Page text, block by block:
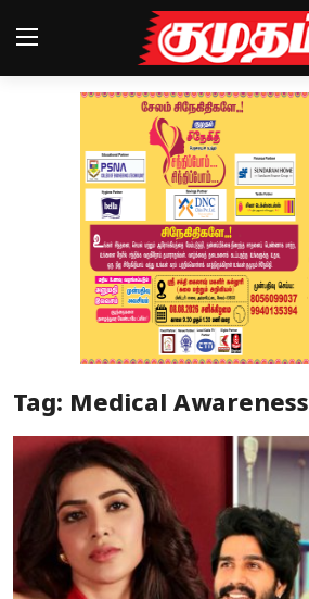
Magazines
Special Story
Business
Crime
Tag: Medical Awareness